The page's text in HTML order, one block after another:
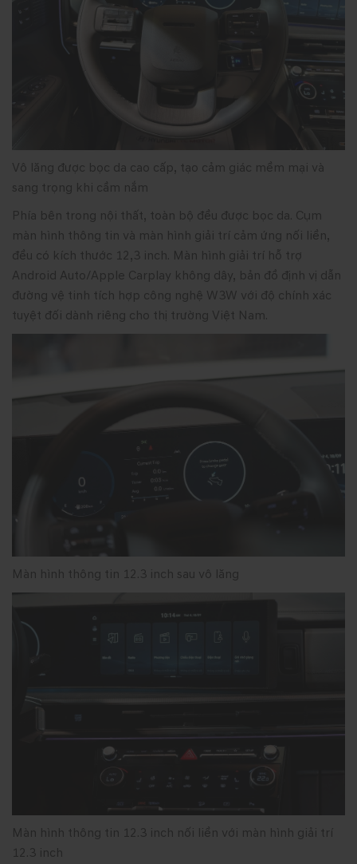
Vô lăng được bọc da cao cấp, tạo cảm giác mềm mại và
sang trọng khi cầm nắm
Phía bên trong nội thất, toàn bộ đều được bọc da. Cụm
màn hình thông tin và màn hình giải trí cảm ứng nối liền,
đều có kích thước 12,3 inch. Màn hình giải trí hỗ trợ
Android Auto/Apple Carplay không dây, bản đồ định vị dẫn
đường vệ tinh tích hợp công nghệ W3W với độ chính xác
tuyệt đối dành riêng cho thị trường Việt Nam.
Màn hình thông tin 12.3 inch sau vô lăng
Màn hình thông tin 12.3 inch nối liền với màn hình giải trí
12.3 inch